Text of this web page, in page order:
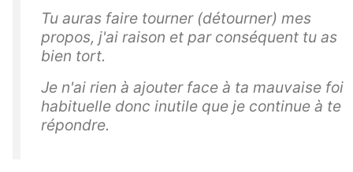
Tu auras faire tourner (détourner) mes
propos, j'ai raison et par conséquent tu as
bien tort.
Je n'ai rien à ajouter face à ta mauvaise foi
habituelle donc inutile que je continue à te
répondre.